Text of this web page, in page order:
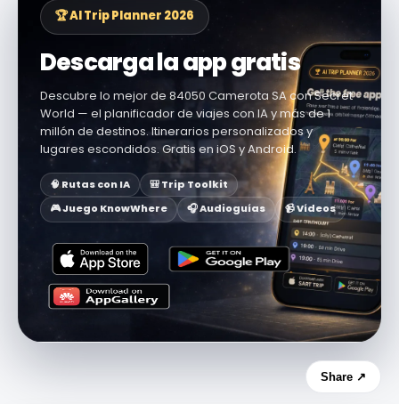
🏆 AI Trip Planner 2026
Descarga la app gratis
Descubre lo mejor de 84050 Camerota SA con Secret
World — el planificador de viajes con IA y más de 1
millón de destinos. Itinerarios personalizados y
lugares escondidos. Gratis en iOS y Android.
🧠 Rutas con IA
🎒 Trip Toolkit
🎮 Juego KnowWhere
🎧 Audioguías 📹 Vídeos
Share ↗